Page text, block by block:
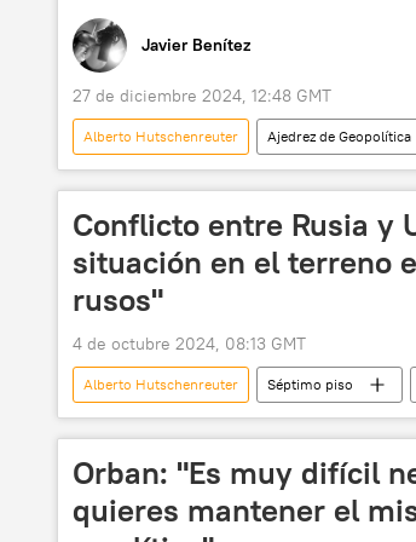
Javier Benítez
27 de diciembre 2024, 12:48 GMT
Alberto Hutschenreuter Ajedrez de Geopolítica
Volodímir Zelenski
Ucrania
Conflicto entre Rusia y
situación en el terreno
rusos"
4 de octubre 2024, 08:13 GMT
Alberto Hutschenreuter Séptimo piso
Ministerio de Desarrollo Económico de Rusia
Orban: "Es muy difícil
quieres mantener el